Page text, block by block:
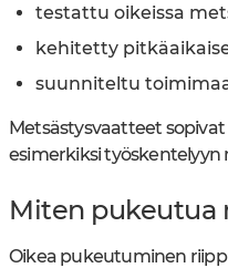
testattu oikeissa
kehitetty
suunniteltu
Metsästysvaatteet
esimerkiksi työskentelyyn
Miten pukeutua
Oikea pukeutuminen